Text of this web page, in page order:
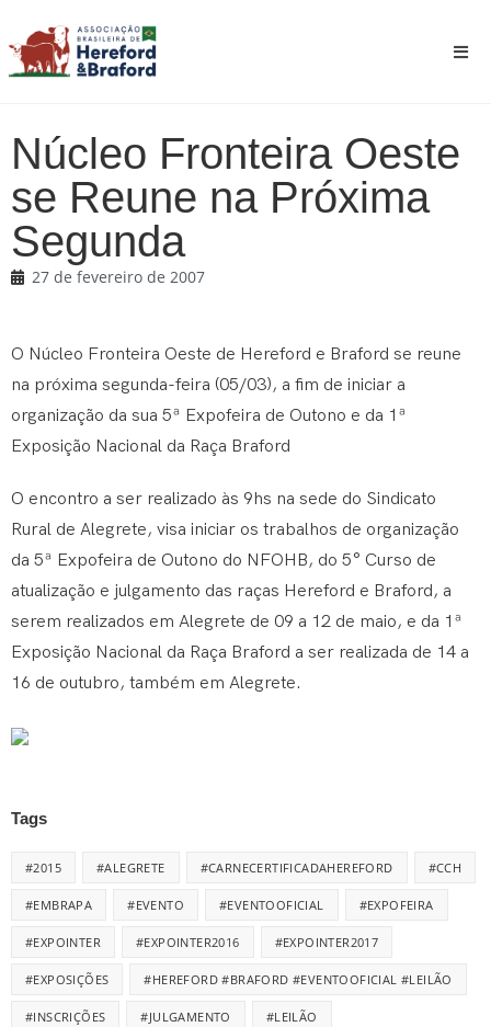
Núcleo Fronteira Oeste
se Reune na Próxima
Segunda
27 de fevereiro de 2007
O Núcleo Fronteira Oeste de Hereford e Braford se reune
na próxima segunda-feira (05/03), a fim de iniciar a
organização da sua 5ª Expofeira de Outono e da 1ª
Exposição Nacional da Raça Braford
O encontro a ser realizado às 9hs na sede do Sindicato
Rural de Alegrete, visa iniciar os trabalhos de organização
da 5ª Expofeira de Outono do NFOHB, do 5° Curso de
atualização e julgamento das raças Hereford e Braford, a
serem realizados em Alegrete de 09 a 12 de maio, e da 1ª
Exposição Nacional da Raça Braford a ser realizada de 14 a
16 de outubro, também em Alegrete.
Tags
#2015 #ALEGRETE #CARNECERTIFICADAHEREFORD #CCH
#EMBRAPA #EVENTO #EVENTOOFICIAL #EXPOFEIRA
#EXPOINTER #EXPOINTER2016 #EXPOINTER2017
#EXPOSIÇÕES #HEREFORD #BRAFORD #EVENTOOFICIAL #LEILÃO
#INSCRIÇÕES #JULGAMENTO #LEILÃO